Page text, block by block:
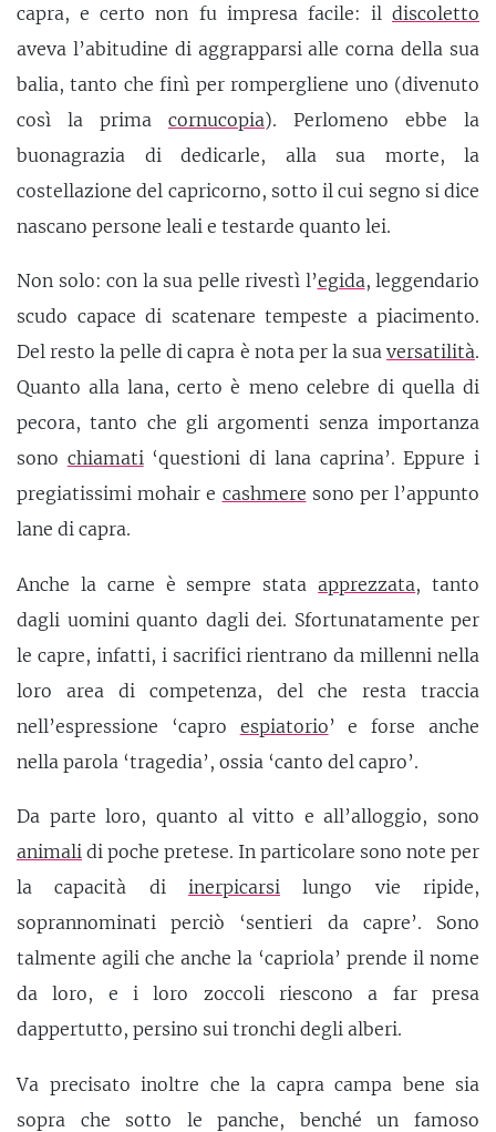
capra, e certo non fu impresa facile: il discoletto
aveva l’abitudine di aggrapparsi alle corna della sua
balia, tanto che finì per rompergliene uno (divenuto
così la prima cornucopia). Perlomeno ebbe la
buonagrazia di dedicarle, alla sua morte, la
costellazione del capricorno, sotto il cui segno si dice
nascano persone leali e testarde quanto lei.
Non solo: con la sua pelle rivestì l’egida, leggendario
scudo capace di scatenare tempeste a piacimento.
Del resto la pelle di capra è nota per la sua versatilità.
Quanto alla lana, certo è meno celebre di quella di
pecora, tanto che gli argomenti senza importanza
sono chiamati‘questioni di lana caprina’. Eppure i
pregiatissimi mohair e cashmere sono per l’appunto
lane di capra.
Anche la carne è sempre stataapprezzata, tanto
dagli uomini quanto dagli dei. Sfortunatamente per
le capre, infatti, i sacrifici rientrano da millenni nella
loro area di competenza, del che resta traccia
nell’espressione ‘capro espiatorio’ e forse anche
nella parola ‘tragedia’, ossia ‘canto del capro’.
Da parte loro, quanto al vitto e all’alloggio, sono
animali di poche pretese. In particolare sono note per
la capacità di inerpicarsi lungo vie ripide,
soprannominati perciò ‘sentieri da capre’. Sono
talmente agili che anche la ‘capriola’ prende il nome
da loro, e i loro zoccoli riescono a far presa
dappertutto, persino sui tronchi degli alberi.
Va precisato inoltre che la capra campa bene sia
sopra che sotto le panche, benché un famoso